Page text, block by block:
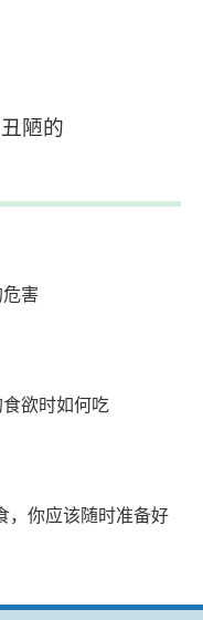
陋的
害
欲时如何吃
，你应该随时准备好